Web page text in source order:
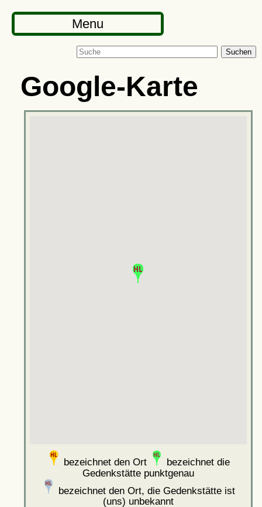
Menu
Suchen
Google-Karte
bezeichnet den Ort
bezeichnet die
Gedenkstätte punktgenau
bezeichnet den Ort, die Gedenkstätte ist
(uns) unbekannt